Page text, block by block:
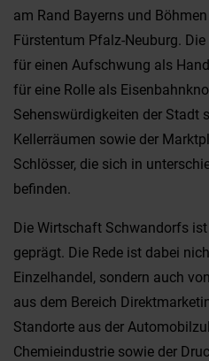
am Rand Bayerns und
Fürstentum Pfalz-Neuburg.
für einen Aufschwung als
für eine Rolle als
Sehenswürdigkeiten der Stadt
Kellerräumen sowie der
Schlösser, die sich in
befinden.
Die Wirtschaft Schwandorfs
geprägt. Die Rede ist dabei
Einzelhandel, sondern auch
aus dem Bereich
Standorte aus der
Chemieindustrie sowie der